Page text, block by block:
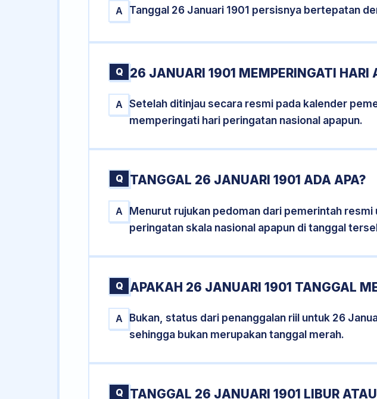
A Tanggal 26 Januari 1901 persisnya bertepatan
Q 26 JANUARI 1901 MEMPERINGATI HARI
A Setelah ditinjau secara resmi pada kalender
memperingati hari peringatan nasional apapun.
Q TANGGAL 26 JANUARI 1901 ADA APA?
A
Menurut rujukan pedoman dari pemerintah
peringatan skala nasional apapun di tanggal
Q APAKAH 26 JANUARI 1901 TANGGAL
A
Bukan, status dari penanggalan riil untuk 26
sehingga bukan merupakan tanggal merah.
Q TANGGAL 26 JANUARI 1901 LIBUR